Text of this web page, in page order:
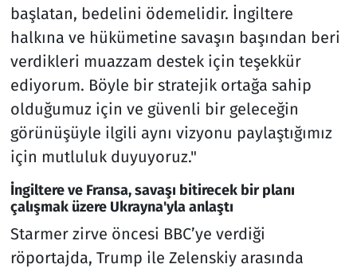
başlatan, bedelini ödemelidir. İngiltere
halkına ve hükümetine savaşın başından beri
verdikleri muazzam destek için teşekkür
ediyorum. Böyle bir stratejik ortağa sahip
olduğumuz için ve güvenli bir geleceğin
görünüşüyle ilgili aynı vizyonu paylaştığımız
için mutluluk duyuyoruz."
İngiltere ve Fransa, savaşı bitirecek bir planı
çalışmak üzere Ukrayna'yla anlaştı
Starmer zirve öncesi BBC’ye verdiği
röportajda, Trump ile Zelenskiy arasında